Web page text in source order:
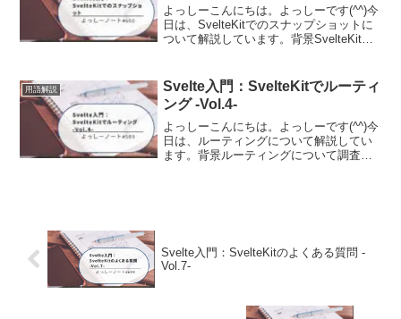
よっしーこんにちは。よっしーです(^^)今
日は、SvelteKitでのスナップショットに
ついて解説しています。背景SvelteKitで
忘として記事に残しました。スナップ...
用語解説
Svelte入門：SvelteKitでルーティ
ング -Vol.4-
よっしーこんにちは。よっしーです(^^)今
日は、ルーティングについて解説してい
ます。背景ルーティングについて調査す
Svelte入門：SvelteKitのよくある質問 -
Vol.7-